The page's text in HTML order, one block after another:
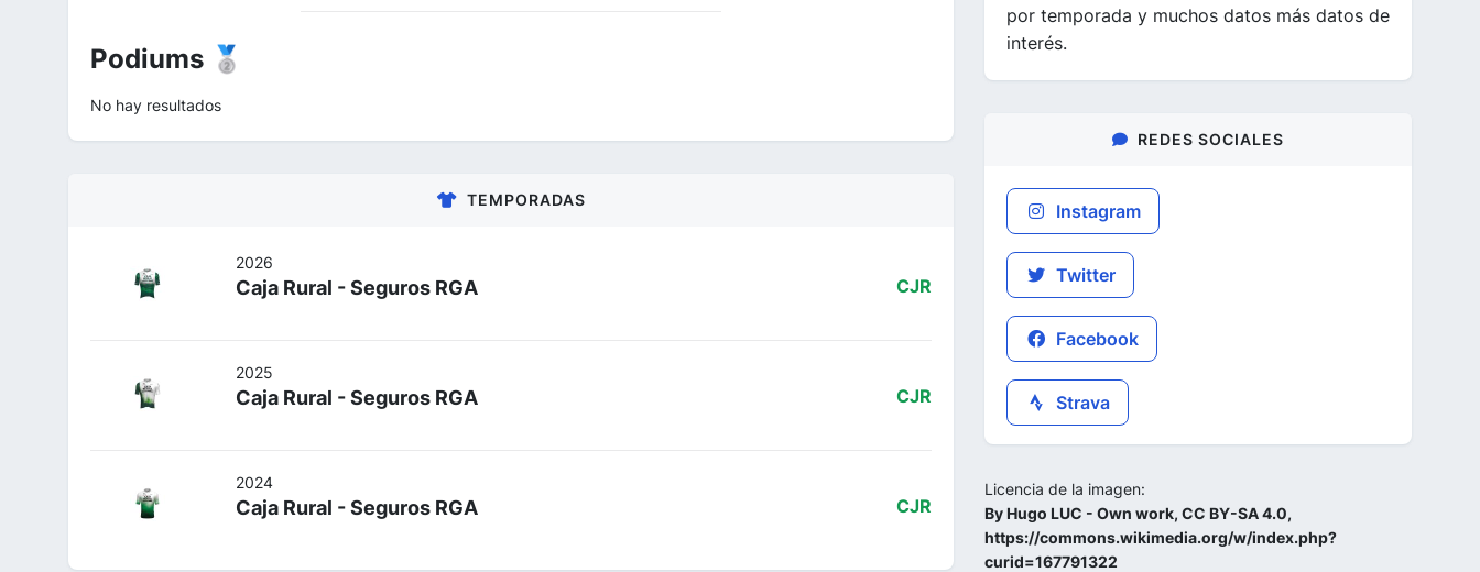
Podiums 🥈
No hay resultados
TEMPORADAS
2026
Caja Rural - Seguros RGA CJR
2025
Caja Rural - Seguros RGA CJR
2024
Caja Rural - Seguros RGA CJR
por temporada y muchos datos más datos de
interés.
REDES SOCIALES
Instagram
Twitter
Facebook
Strava
Licencia de la imagen:
By Hugo LUC - Own work, CC BY-SA 4.0,
https://commons.wikimedia.org/w/index.php?
curid=167791322